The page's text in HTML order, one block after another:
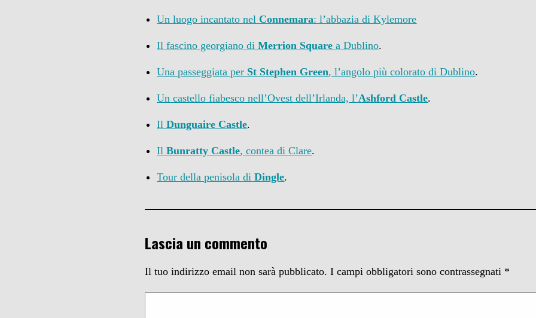
Un luogo incantato nel Connemara: l’abbazia di Kylemore
Il fascino georgiano diMerrion Square a Dublino.
Una passeggiata per St Stephen Green, l’angolo più colorato di Dublino.
Un castello fiabesco nell’Ovest dell’Irlanda, l’Ashford Castle.
IlDunguaire Castle.
IlBunratty Castle, contea di Clare.
Tour della penisola diDingle.
Lascia un commento
Il tuo indirizzo email non sarà pubblicato. I campi obbligatori sono contrassegnati *